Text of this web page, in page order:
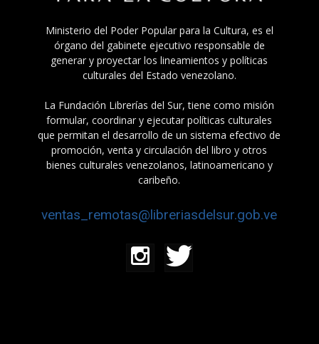
Ministerio del Poder Popular para la Cultura, es el
órgano del gabinete ejecutivo responsable de
generar y proyectar los lineamientos y políticas
culturales del Estado venezolano.
La Fundación Librerías del Sur, tiene como misión
formular, coordinar y ejecutar políticas culturales
que permitan el desarrollo de un sistema efectivo de
promoción, venta y circulación del libro y otros
bienes culturales venezolanos, latinoamericano y
caribeño.
ventas_remotas@libreriasdelsur.gob.ve